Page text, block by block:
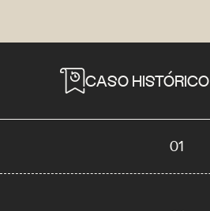
CASO HISTÓRICO
01